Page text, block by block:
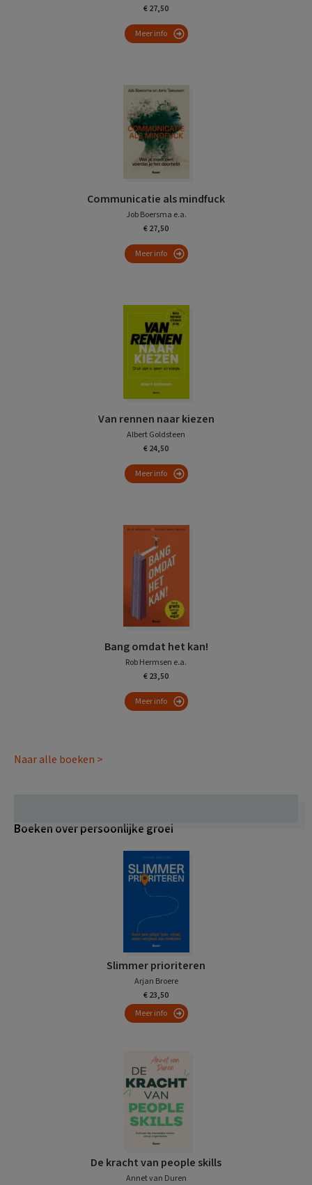
€ 27,50
Meer info
Communicatie als mindfuck
Job Boersma e.a.
€ 27,50
Meer info
Van rennen naar kiezen
Albert Goldsteen
€ 24,50
Meer info
Bang omdat het kan!
Rob Hermsen e.a.
€ 23,50
Meer info
Naar alle boeken >
Boeken over persoonlijke groei
Slimmer prioriteren
Arjan Broere
€ 23,50
Meer info
De kracht van people skills
Annet van Duren